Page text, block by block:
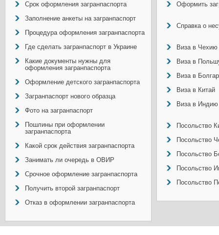
Срок оформления загранпаспорта
Заполнение анкеты на загранпаспорт
Процедура оформления загранпаспорта
Где сделать загранпаспорт в Украине
Какие документы нужны для
оформления загранпаспорта
Оформление детского загранпаспорта
Загранпаспорт нового образца
Фото на загранпаспорт
Пошлины при оформлении
загранпаспорта
Какой срок действия загранпаспорта
Занимать ли очередь в ОВИР
Срочное оформление загранпаспорта
Получить второй загранпаспорт
Отказ в оформлении загранпаспорта
Оформить
Справка о
Виза в Чехию
Виза в
Виза в
Виза в Китай
Виза в Индию
Посольство
Посольство
Посольство
Посольство
Посольство